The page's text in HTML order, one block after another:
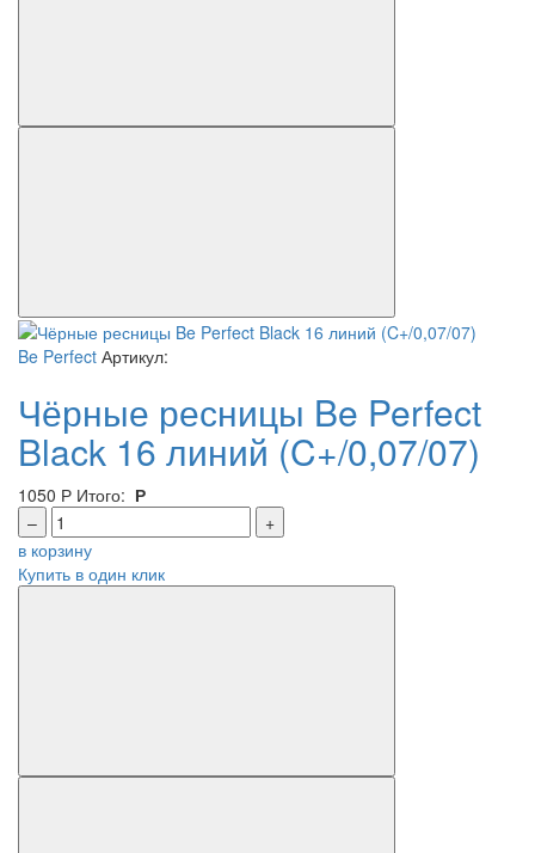
Be Perfect Артикул:
Чёрные ресницы Be Perfect
Black 16 линий (C+/0,07/07)
1050 Р Итого: Р
–
+
в корзину
Купить в один клик